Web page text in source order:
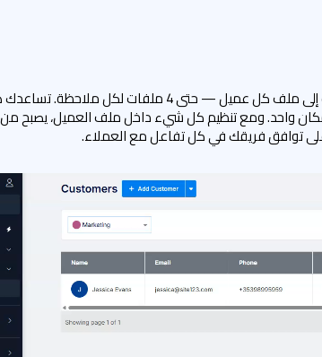
يمكنك الآن إضافة ملاحظات خاصة ومرفقات ملفات إلى ملف كل عميل — حتى 4
واحد. ومع تنظيم كل شيء داخل ملف العميل، يصبح
توافق فريقك في كل تفاعل مع العملاء.